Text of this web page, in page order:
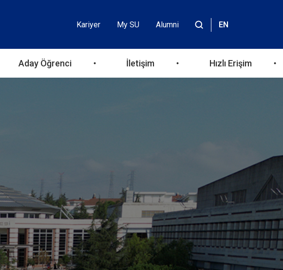
Header
Top
Kariyer My SU
Alumni
EN
Aday Öğrenci İletişim Hızlı Erişim